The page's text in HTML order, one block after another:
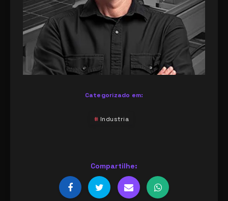
Categorizado em:
Industria
Compartilhe: